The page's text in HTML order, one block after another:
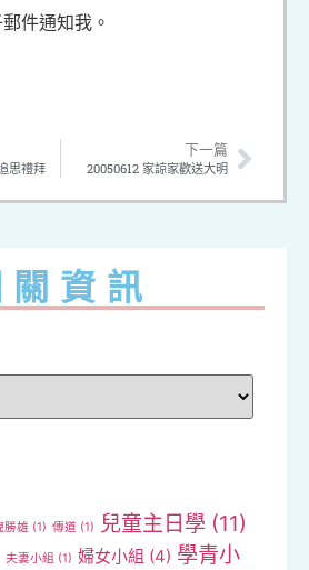
件通知我。
思禮拜
下一篇
20050612 家諒家歡送大明
關資訊
勝雄 (1) 傳道 (1) 兒童主日學 (11)
夫妻小組 (1) 婦女小組 (4) 學青小